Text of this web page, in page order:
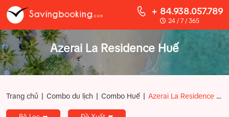
+ 84.938.057.789
24 / 7 / 365
Azerai La Residence Huế
Trang chủ | Combo du lịch | Combo Huế | Azerai La Residence Huế